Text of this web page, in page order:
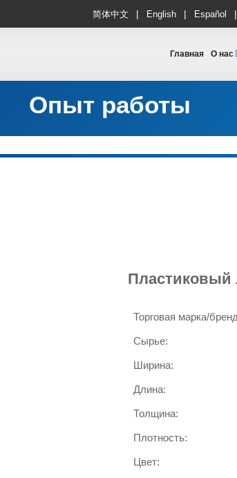
简体中文 | English | Español |
Главная О нас
Опыт работы
Пластиковый
Торговая марка/
Сырье:
Ширина:
Длина:
Толщина:
Плотность:
Цвет: